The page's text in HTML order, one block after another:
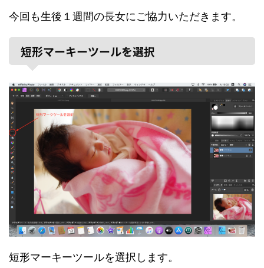
今回も生後１週間の長女にご協力いただきます。
短形マーキーツールを選択
短形マーキーツールを選択します。